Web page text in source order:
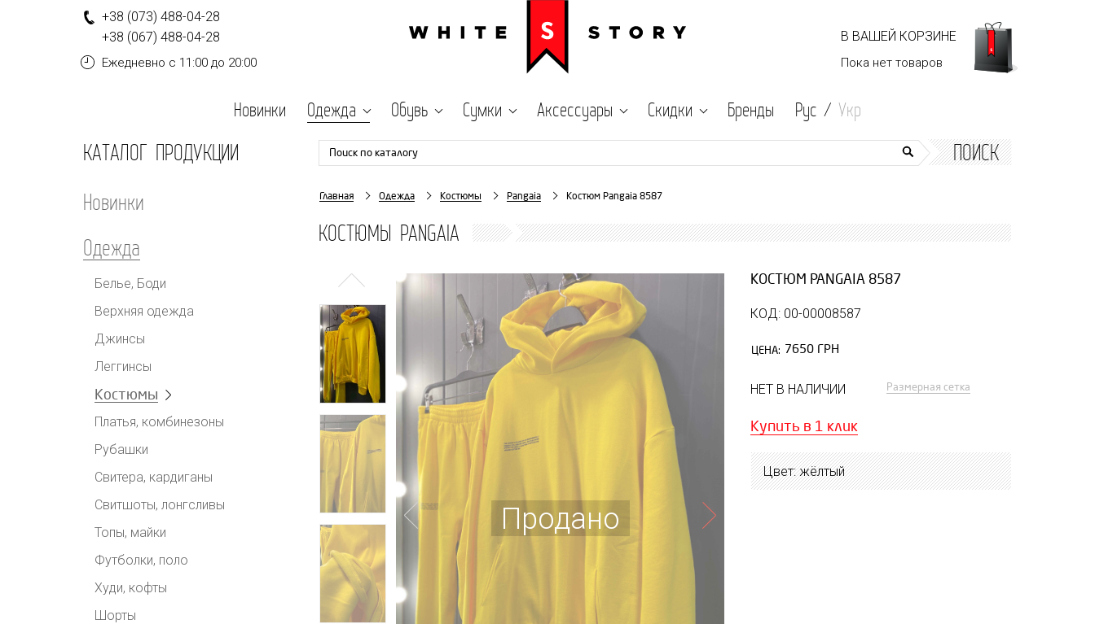
+38 (073) 488-04-28
+38 (067) 488-04-28
Ежедневно с 11:00 до 20:00
В ВАШЕЙ КОРЗИНЕ
Пока нет товаров
Новинки Одежда Обувь Сумки Аксессуары Скидки Бренды Рус / Укр
КАТАЛОГ ПРОДУКЦИИ
Новинки
Одежда
Белье, Боди
Верхняя одежда
Джинсы
Леггинсы
Костюмы
Платья, комбинезоны
Рубашки
Свитера, кардиганы
Свитшоты, лонгсливы
Топы, майки
Футболки, поло
Худи, кофты
Шорты
Поиск по каталогу ПОИСК
Главная Одежда Костюмы Pangaia Костюм Pangaia 8587
КОСТЮМЫ PANGAIA
Продано
КОСТЮМ PANGAIA 8587
КОД: 00-00008587
ЦЕНА: 7650 ГРН
НЕТ В НАЛИЧИИ Размерная сетка
Купить в 1 клик
Цвет: жёлтый